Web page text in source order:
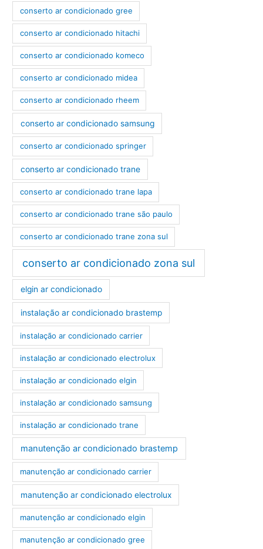
conserto ar condicionado gree
conserto ar condicionado hitachi
conserto ar condicionado komeco
conserto ar condicionado midea
conserto ar condicionado rheem
conserto ar condicionado samsung
conserto ar condicionado springer
conserto ar condicionado trane
conserto ar condicionado trane lapa
conserto ar condicionado trane são paulo
conserto ar condicionado trane zona sul
conserto ar condicionado zona sul
elgin ar condicionado
instalação ar condicionado brastemp
instalação ar condicionado carrier
instalação ar condicionado electrolux
instalação ar condicionado elgin
instalação ar condicionado samsung
instalação ar condicionado trane
manutenção ar condicionado brastemp
manutenção ar condicionado carrier
manutenção ar condicionado electrolux
manutenção ar condicionado elgin
manutenção ar condicionado gree